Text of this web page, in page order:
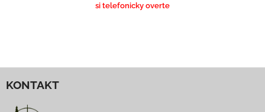
si telefonicky overte
KONTAKT